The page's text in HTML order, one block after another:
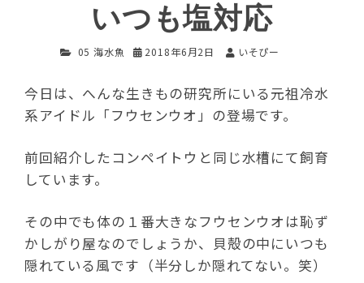
いつも塩対応
05 海水魚 2018年6月2日 いそぴー
今日は、へんな生きもの研究所にいる元祖冷水
系アイドル「フウセンウオ」の登場です。
前回紹介したコンペイトウと同じ水槽にて飼育
しています。
その中でも体の１番大きなフウセンウオは恥ず
かしがり屋なのでしょうか、貝殻の中にいつも
隠れている風です（半分しか隠れてない。笑）